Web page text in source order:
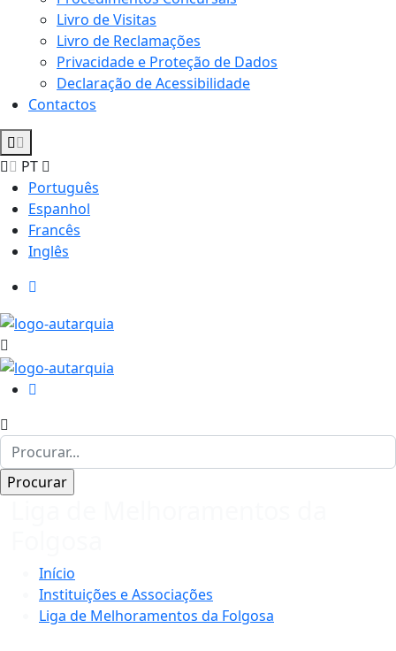
Livro de Visitas
Livro de Reclamações
Privacidade e Proteção de Dados
Declaração de Acessibilidade
Contactos
PT
Português
Espanhol
Francês
Inglês
Início
Instituições e Associações
Liga de Melhoramentos da Folgosa